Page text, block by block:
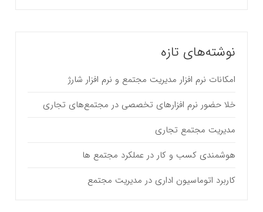
نوشته‌های تازه
امکانات نرم افزار مدیریت مجتمع و نرم افزار شارژ
خلا حضور نرم افزارهای تخصصی در مجتمع‌های تجاری
مدیریت مجتمع تجاری
هوشمندی کسب و کار در عملکرد مجتمع ها
کاربرد اتوماسیون اداری در مدیریت مجتمع